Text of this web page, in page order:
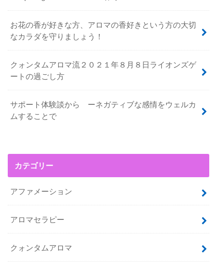
お花の香が好きな方、アロマの香好きという方の大切
なカラダを守りましょう！
クォンタムアロマ流２０２１年８月８日ライオンズゲ
ートの過ごし方
サポート体験談から ーネガティブな感情をウェルカ
ムすることで
カテゴリー
アファメーション
アロマセラピー
クォンタムアロマ